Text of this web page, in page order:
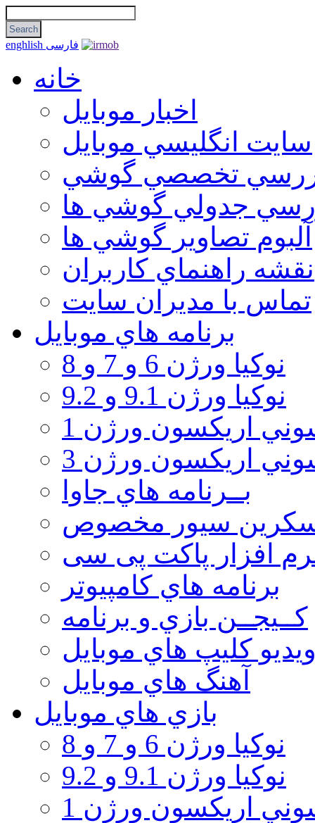
enghlish فارسی
خانه
اخبار موبایل
سايت انگليسي موبايل
تخصصي گوشي
جدولي گوشي ها
آلبوم تصاوير گوشي ها
نقشه راهنماي كاربران
تماس با مديران سايت
برنامه هاي موبايل
نوکیا ورژن 6 و 7 و 8
نوکیا ورژن 9.1 و 9.2
اريكسون ورژن 1
اريكسون ورژن 3
بــرنامه هاي جاوا
سيور مخصوص
افزار پاکت پی سی
برنامه هاي كامپيوتر
كــيجــن بازي و برنامه
كليپ هاي موبايل
آهنگ هاي موبايل
بازي هاي موبايل
نوكيا ورژن 6 و 7 و 8
نوكيا ورژن 9.1 و 9.2
اريكسون ورژن 1